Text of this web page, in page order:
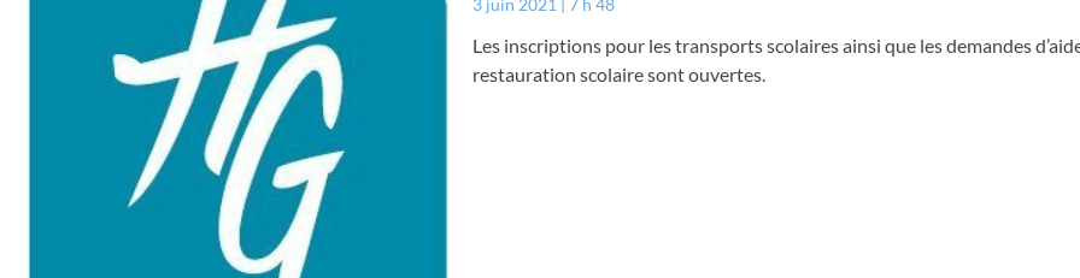
3 juin 2021 7 h 48
Les inscriptions pour les transports scolaires ainsi que les demandes
restauration scolaire sont ouvertes.